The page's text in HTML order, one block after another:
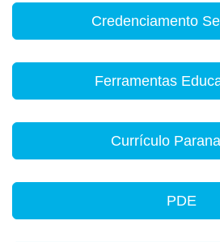
Credenciamento
Ferramentas
Currículo
PDE